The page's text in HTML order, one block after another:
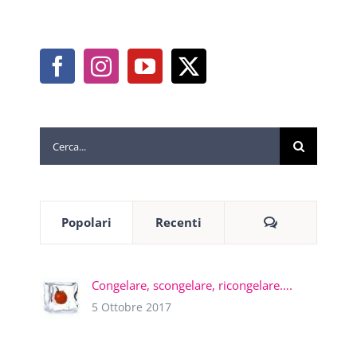
Cerca
per:
Popolari Recenti Commenti
Congelare, scongelare, ricongelare….
5 Ottobre 2017